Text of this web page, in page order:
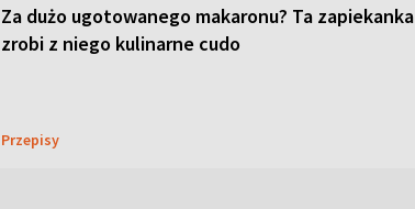
Za dużo ugotowanego makaronu? Ta zapiekanka
zrobi z niego kulinarne cudo
Przepisy